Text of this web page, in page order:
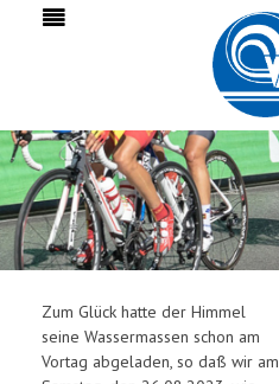
Zum Glück hatte der Himmel
seine Wassermassen schon am
Vortag abgeladen, so daß wir am